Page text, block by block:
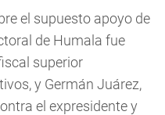
el supuesto apoyo de
de Humala fue
superior
y Germán Juárez,
el expresidente y